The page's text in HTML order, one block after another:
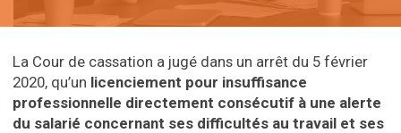
La Cour de cassation a jugé dans un arrêt du 5 février
2020, qu’un licenciement pour insuffisance
professionnelle directement consécutif à une alerte
du salarié concernant ses difficultés au travail et ses